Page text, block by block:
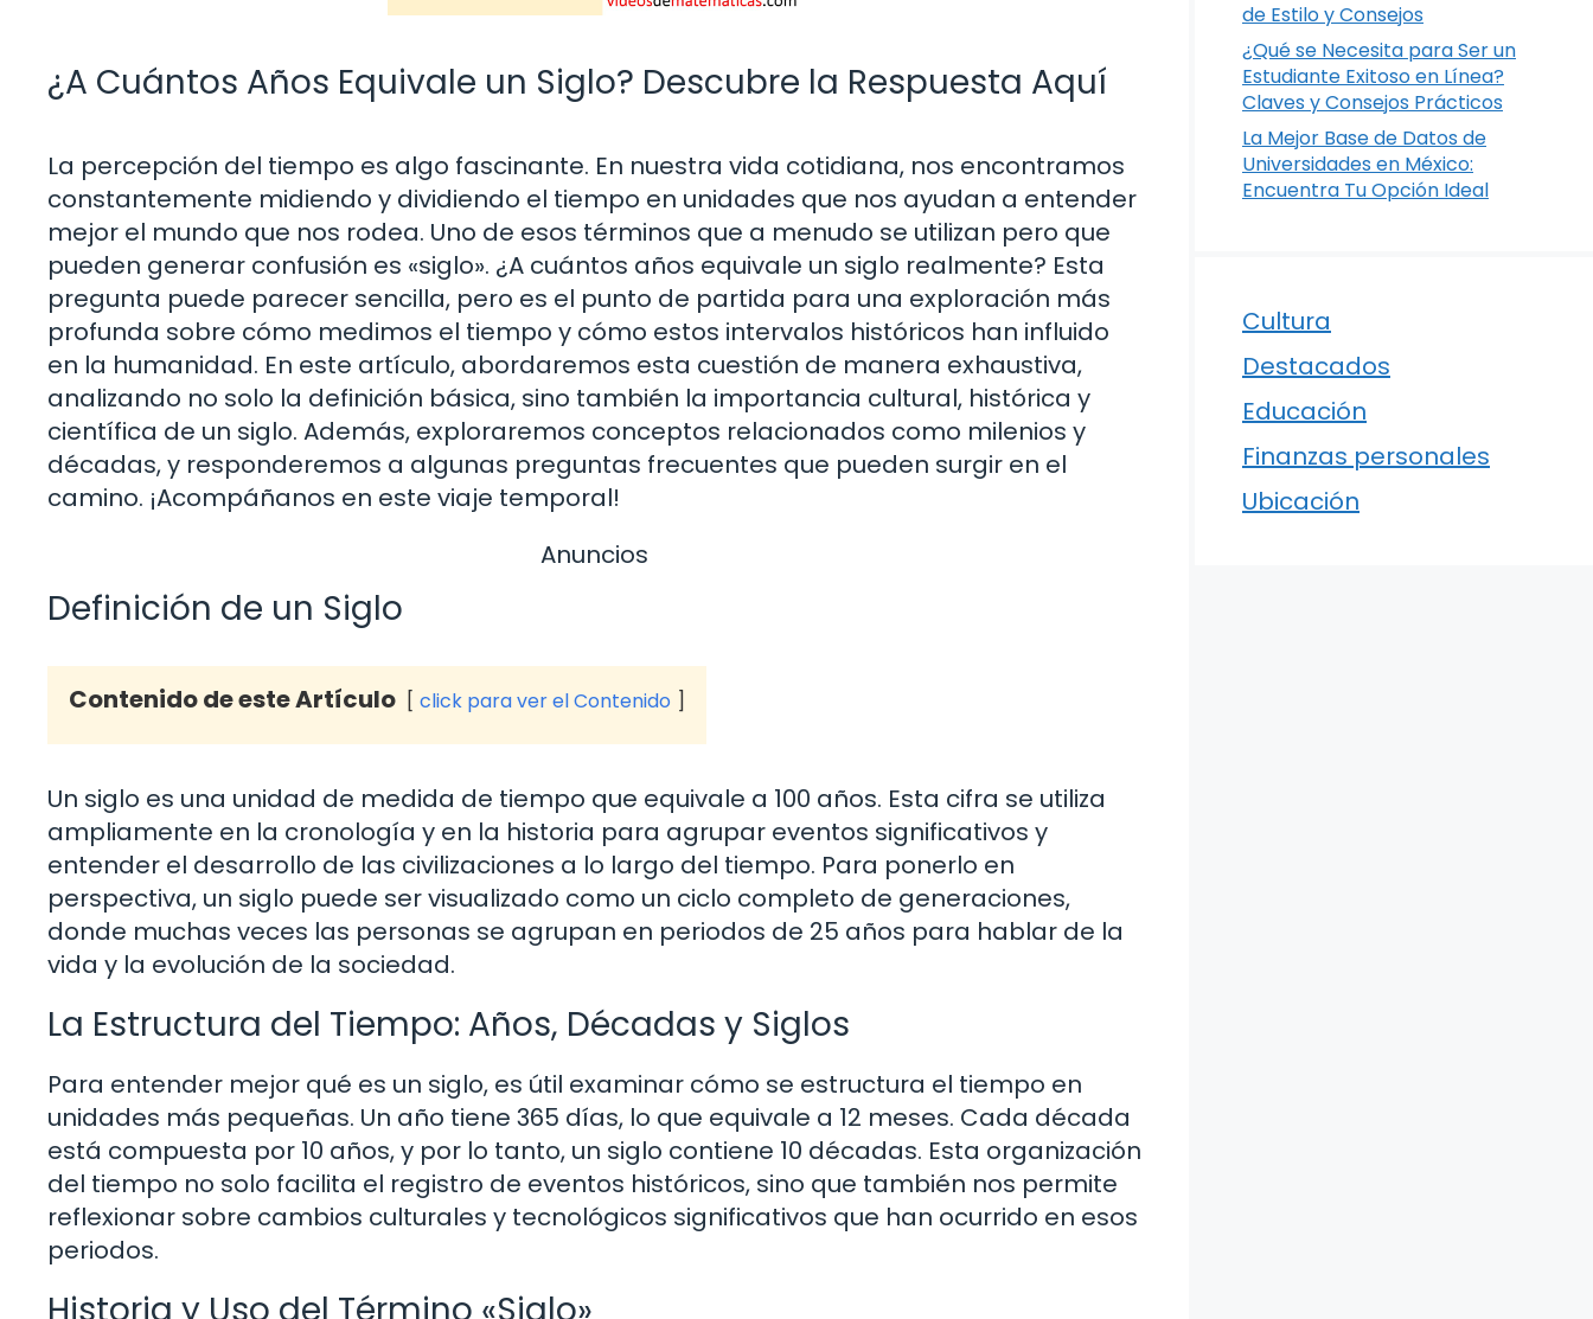
¿A Cuántos Años Equivale un Siglo? Descubre la Respuesta Aquí
La percepción del tiempo es algo fascinante. En nuestra vida cotidiana, nos encontramos
constantemente midiendo y dividiendo el tiempo en unidades que nos ayudan a entender
mejor el mundo que nos rodea. Uno de esos términos que a menudo se utilizan pero que
pueden generar confusión es «siglo». ¿A cuántos años equivale un siglo realmente? Esta
pregunta puede parecer sencilla, pero es el punto de partida para una exploración más
profunda sobre cómo medimos el tiempo y cómo estos intervalos históricos han influido
en la humanidad. En este artículo, abordaremos esta cuestión de manera exhaustiva,
analizando no solo la definición básica, sino también la importancia cultural, histórica y
científica de un siglo. Además, exploraremos conceptos relacionados como milenios y
décadas, y responderemos a algunas preguntas frecuentes que pueden surgir en el
camino. ¡Acompáñanos en este viaje temporal!
Anuncios
Definición de un Siglo
Contenido de este Artículo click para ver el Contenido
Un siglo es una unidad de medida de tiempo que equivale a 100 años. Esta cifra se utiliza
ampliamente en la cronología y en la historia para agrupar eventos significativos y
entender el desarrollo de las civilizaciones a lo largo del tiempo. Para ponerlo en
perspectiva, un siglo puede ser visualizado como un ciclo completo de generaciones,
donde muchas veces las personas se agrupan en periodos de 25 años para hablar de la
vida y la evolución de la sociedad.
La Estructura del Tiempo: Años, Décadas y Siglos
Para entender mejor qué es un siglo, es útil examinar cómo se estructura el tiempo en
unidades más pequeñas. Un año tiene 365 días, lo que equivale a 12 meses. Cada década
está compuesta por 10 años, y por lo tanto, un siglo contiene 10 décadas. Esta organización
del tiempo no solo facilita el registro de eventos históricos, sino que también nos permite
reflexionar sobre cambios culturales y tecnológicos significativos que han ocurrido en esos
periodos.
de Estilo y Consejos
¿Qué se Necesita para Ser un
Estudiante Exitoso en Línea?
Claves y Consejos Prácticos
La Mejor Base de Datos de
Universidades en México:
Encuentra Tu Opción Ideal
Cultura
Destacados
Educación
Finanzas personales
Ubicación